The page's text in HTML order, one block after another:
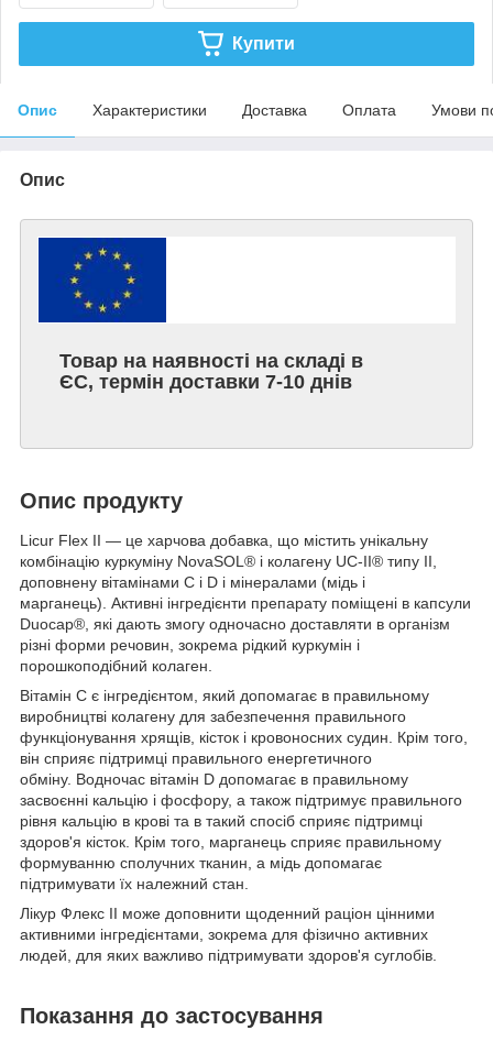
Купити
Опис Характеристики Доставка Оплата Умови
Опис
Товар на наявності на складі в
ЄС, термін доставки 7-10 днів
Опис продукту
Licur Flex II — це харчова добавка, що містить унікальну
комбінацію куркуміну NovaSOL® і колагену UC-II® типу II,
доповнену вітамінами C і D і мінералами (мідь і
марганець). Активні інгредієнти препарату поміщені в капсули
Duocap®, які дають змогу одночасно доставляти в організм
різні форми речовин, зокрема рідкий куркумін і
порошкоподібний колаген.
Вітамін C є інгредієнтом, який допомагає в правильному
виробництві колагену для забезпечення правильного
функціонування хрящів, кісток і кровоносних судин. Крім того,
він сприяє підтримці правильного енергетичного
обміну. Водночас вітамін D допомагає в правильному
засвоєнні кальцію і фосфору, а також підтримує правильного
рівня кальцію в крові та в такий спосіб сприяє підтримці
здоров'я кісток. Крім того, марганець сприяє правильному
формуванню сполучних тканин, а мідь допомагає
підтримувати їх належний стан.
Лікур Флекс II може доповнити щоденний раціон цінними
активними інгредієнтами, зокрема для фізично активних
людей, для яких важливо підтримувати здоров'я суглобів.
Показання до застосування